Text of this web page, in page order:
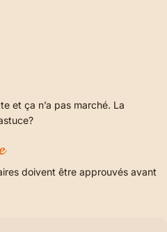
et ça n’a pas marché. La
doivent être approuvés avant